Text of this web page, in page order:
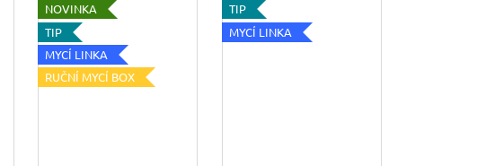
NOVINKA
TIP
MYCÍ LINKA
RUČNÍ MYCÍ BOX
TIP
MYCÍ LINKA